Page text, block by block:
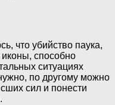
что убийство паука,
способно
ситуациях
по другому можно
сил и понести